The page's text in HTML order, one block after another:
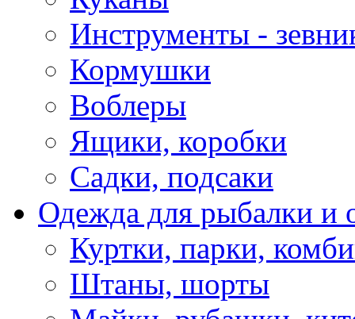
Инструменты -
Кормушки
Воблеры
Ящики, коробки
Садки, подсаки
Одежда для рыбалки и
Куртки, парки,
Штаны, шорты